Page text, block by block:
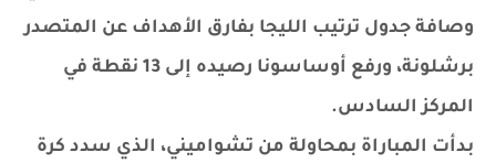
وصافة جدول ترتيب الليجا بفارق الأهداف عن المتصدر
برشلونة، ورفع أوساسونا رصيده إلى 13 نقطة في
المركز السادس.
بدأت المباراة بمحاولة من تشواميني، الذي سدد كرة